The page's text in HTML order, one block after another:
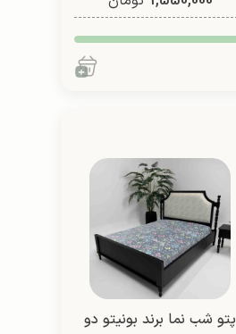
پتو شب نما برند بونیتو دو